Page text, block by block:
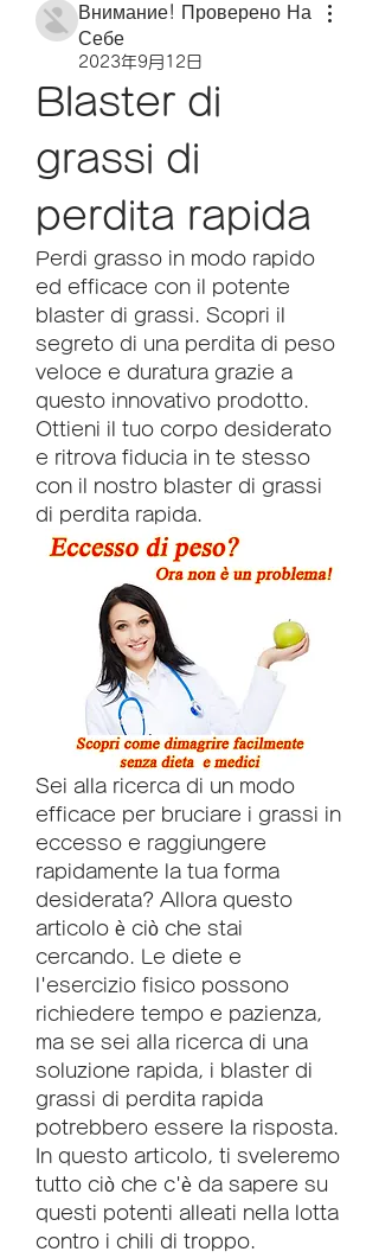
Внимание! Проверено На
Себе
2023年9月12日
Blaster di
grassi di
perdita rapida
Perdi grasso in modo rapido
ed efficace con il potente
blaster di grassi. Scopri il
segreto di una perdita di peso
veloce e duratura grazie a
questo innovativo prodotto.
Ottieni il tuo corpo desiderato
e ritrova fiducia in te stesso
con il nostro blaster di grassi
di perdita rapida.
Sei alla ricerca di un modo
efficace per bruciare i grassi in
eccesso e raggiungere
rapidamente la tua forma
desiderata? Allora questo
articolo è ciò che stai
cercando. Le diete e
l'esercizio fisico possono
richiedere tempo e pazienza,
ma se sei alla ricerca di una
soluzione rapida, i blaster di
grassi di perdita rapida
potrebbero essere la risposta.
In questo articolo, ti sveleremo
tutto ciò che c'è da sapere su
questi potenti alleati nella lotta
contro i chili di troppo.